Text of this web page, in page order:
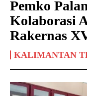
Pemko
Kolaborasi
Rakernas
KALIMANTAN